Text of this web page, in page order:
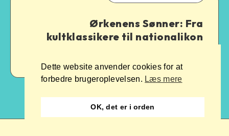
Ørkenens Sønner: Fra
kultklassikere til nationalikon
Dette website anvender cookies for at
forbedre brugeroplevelsen. Læs mere
OK, det er i orden